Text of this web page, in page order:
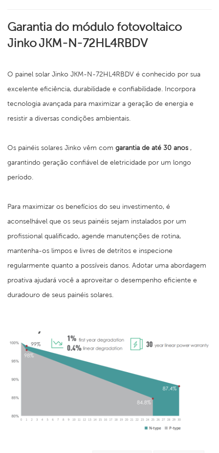
Garantia do módulo fotovoltaico
JinkoJKM-N-72HL4RBDV
O painel solar Jinko JKM-N-72HL4RBDV é conhecido por sua
excelente eficiência, durabilidade e confiabilidade. Incorpora
tecnologia avançada para maximizar a geração de energia e
resistir a diversas condições ambientais.
Os painéis solares Jinko vêm com garantia de até 30 anos ,
garantindo geração confiável de eletricidade por um longo
período.
Para maximizar os benefícios do seu investimento, é
aconselhável que os seus painéis sejam instalados por um
profissional qualificado, agende manutenções de rotina,
mantenha-os limpos e livres de detritos e inspecione
regularmente quanto a possíveis danos. Adotar uma abordagem
proativa ajudará você a aproveitar o desempenho eficiente e
duradouro de seus painéis solares.